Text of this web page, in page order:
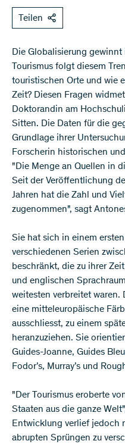
Teilen
Die Globalisierung gewinnt
Tourismus folgt diesem
touristischen Orte und wie
Zeit? Diesen Fragen
Doktorandin am
Sitten. Die Daten für die
Grundlage ihrer
Forscherin historischen
"Die Menge an Quellen in
Seit der Veröffentlichung
Jahren hat die Zahl und
zugenommen", sagt
Sie hat sich in einem
verschiedenen Serien
beschränkt, die zu ihrer
und englischen
weitesten verbreitet waren.
eine mitteleuropäische
ausschliesst, zu einem
heranzuziehen. Sie
Guides-Joanne, Guides
Fodor’s, Murray’s und
"Der Tourismus eroberte
Staaten aus die ganze
Entwicklung verlief jedoch
abrupten Sprüngen zu